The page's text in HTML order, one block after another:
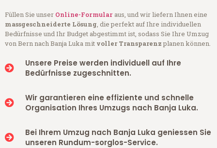
Füllen Sie unser Online-Formular aus, und wir liefern Ihnen eine
massgeschneiderte Lösung, die perfekt auf Ihre individuellen
Bedürfnisse und Ihr Budget abgestimmt ist, sodass Sie Ihre Umzug
von Bern nach Banja Luka mit voller Transparenzplanen können.
Unsere Preise werden individuell auf Ihre
Bedürfnisse zugeschnitten.
Wir garantieren eine effiziente und schnelle
Organisation Ihres Umzugs nach Banja Luka.
Bei Ihrem Umzug nach Banja Luka geniessen Sie
unseren Rundum-sorglos-Service.